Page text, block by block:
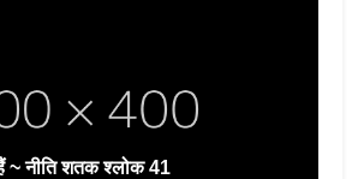
~ नीति शतक श्लोक 41